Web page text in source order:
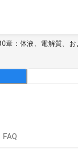
章：体液、電解質、
FAQ